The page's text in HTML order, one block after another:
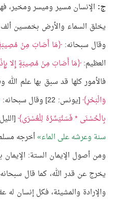
ج: الإنسان مسير وميسر ومخير،
يخلق السماء والأرض بخمسين
وقال سبحانه: مَا أَصَابَ مِنْ
العظيم: مَا أَصَابَ مِنْ مُصِيبَةٍ إِلا
فالأمور كلها قد سبق بها علم
وَالْبَحْرِ [يونس: 22] وقال سبحانه:
بِالْحُسْنَى * فَسَنُيَسِّرُهُ لِلْعُسْرَى [الليل: 5 - 10] وقال
سنة وعرشه على الماء أخرجه
ومن أصول الإيمان الستة:
يخرج عن قدر الله، كما قال
والإرادة والمشيئة، فكل إنسان